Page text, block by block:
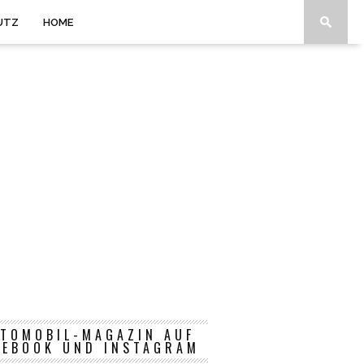
HOME
MAGAZIN AUF
UND INSTAGRAM